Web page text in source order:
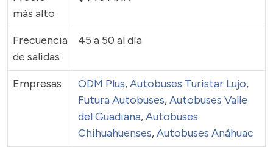
más alto
Frecuencia
de salidas
45 a 50 al día
Empresas ODM Plus,Autobuses Turistar Lujo,
Futura Autobuses,Autobuses Valle
del Guadiana,Autobuses
Chihuahuenses,Autobuses Anáhuac